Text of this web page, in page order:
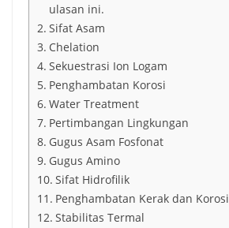
ulasan ini.
Sifat Asam
Chelation
Sekuestrasi Ion Logam
Penghambatan Korosi
Water Treatment
Pertimbangan Lingkungan
Gugus Asam Fosfonat
Gugus Amino
Sifat Hidrofilik
Penghambatan Kerak dan Korosi
Stabilitas Termal